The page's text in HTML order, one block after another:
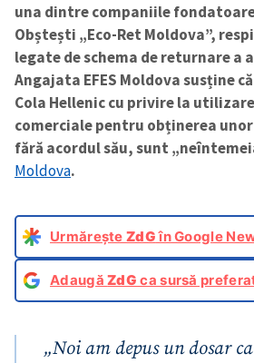
una dintre companiile
Obștești „Eco-Ret Moldova”,
legate de schema de returnare a
Angajata EFES Moldova susține
Cola Hellenic cu privire la
comerciale pentru obținerea
fără acordul său, sunt
Moldova.
Urmărește ZdGîn Google
AdaugăZdG ca sursă
„Noi am depus un dosar